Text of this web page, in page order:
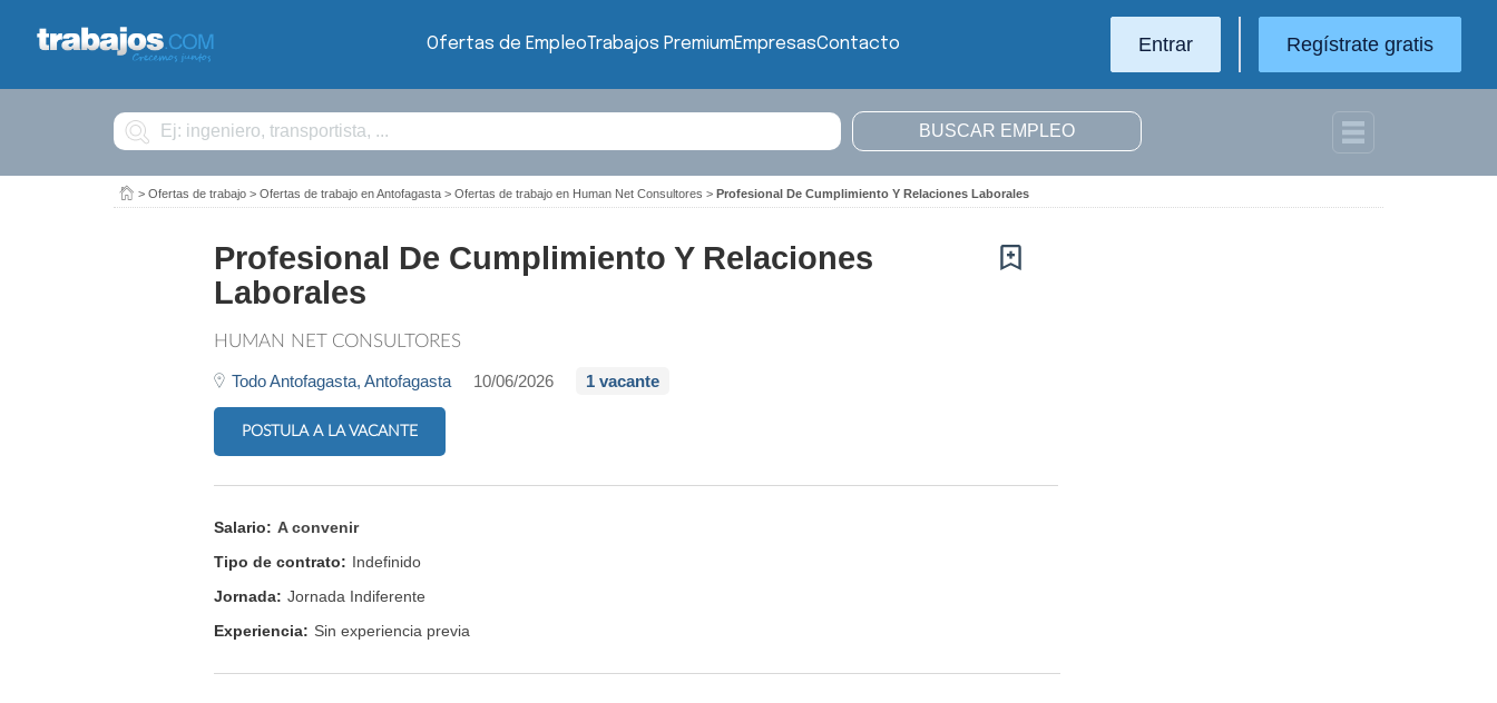
Ofertas de EmpleoTrabajos PremiumEmpresasContacto Entrar Regístrate gratis
Buscar
> Ofertas de trabajo > Ofertas de trabajo en Antofagasta > Ofertas de trabajo en Human Net Consultores > Profesional De Cumplimiento Y Relaciones Laborales
Profesional De Cumplimiento Y Relaciones
Laborales
HUMAN NET CONSULTORES
Todo Antofagasta, Antofagasta 10/06/2026 1 vacante
POSTULA A LA VACANTE
Salario: A convenir
Tipo de contrato: Indefinido
Jornada: Jornada Indiferente
Experiencia: Sin experiencia previa